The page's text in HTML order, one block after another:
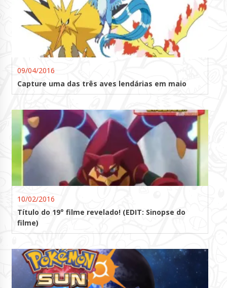
09/04/2016
Capture uma das três aves lendárias em maio
10/02/2016
Título do 19° filme revelado! (EDIT: Sinopse do
filme)